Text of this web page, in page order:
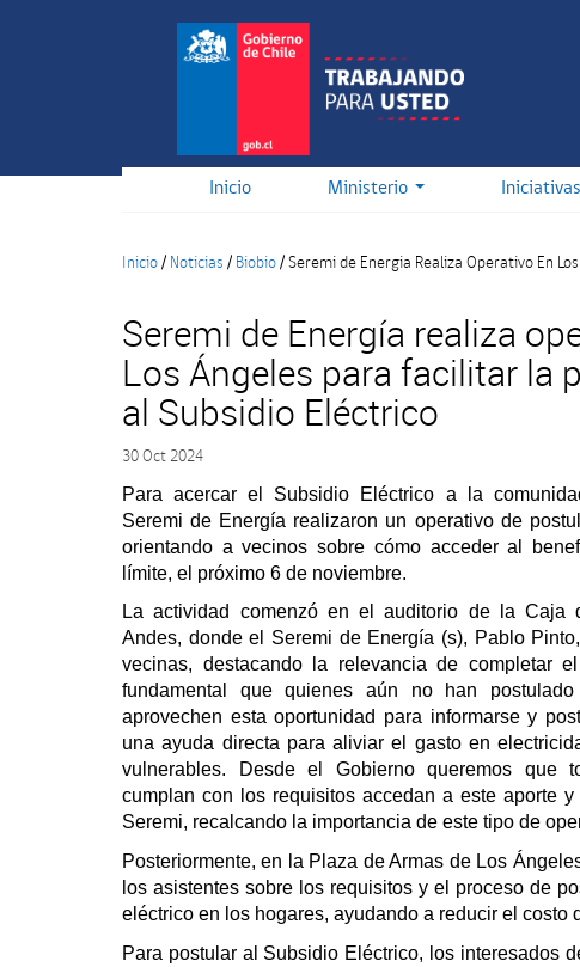
Inicio Ministerio Iniciativas
Inicio/ Noticias / Biobio/Seremi de Energia Realiza Operativo En
Seremi de Energía realiza
Los Ángeles para facilitar la
al Subsidio Eléctrico
30 Oct 2024
Para acercar el Subsidio Eléctrico a la
Seremi de Energía realizaron un operativo de
orientando a vecinos sobre cómo acceder al
límite, el próximo 6 de noviembre.
La actividad comenzó en el auditorio de la Caja
Andes, donde el Seremi de Energía (s), Pablo
vecinas, destacando la relevancia de completar
fundamental que quienes aún no han
aprovechen esta oportunidad para informarse y
una ayuda directa para aliviar el gasto en
vulnerables. Desde el Gobierno queremos que
cumplan con los requisitos accedan a este aporte
Seremi, recalcando la importancia de este tipo de
Posteriormente, en la Plaza de Armas de Los
los asistentes sobre los requisitos y el proceso de
eléctrico en los hogares, ayudando a reducir el
Para postular al Subsidio Eléctrico, los interesados